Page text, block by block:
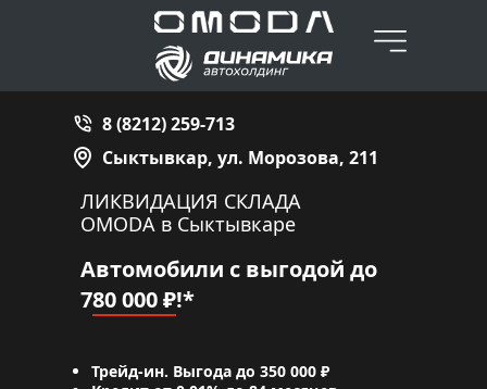
Автомобили с выгодой до
780 000 ₽!*
Трейд-ин. Выгода до 350 000 ₽
8 (8212) 259-713
Сыктывкар, ул. Морозова, 211
ЛИКВИДАЦИЯ СКЛАДА
OMODA в Сыктывкаре